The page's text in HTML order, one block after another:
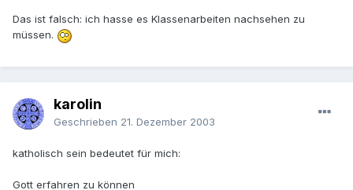
Das ist falsch: ich hasse es Klassenarbeiten nachsehen zu
müssen.
karolin
Geschrieben 21. Dezember 2003
katholisch sein bedeutet für mich:
Gott erfahren zu können